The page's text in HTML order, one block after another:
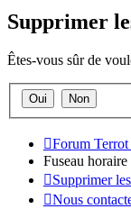
Supprimer
Êtes-vous sûr de
Forum
Fuseau horaire
Supprimer
Nous